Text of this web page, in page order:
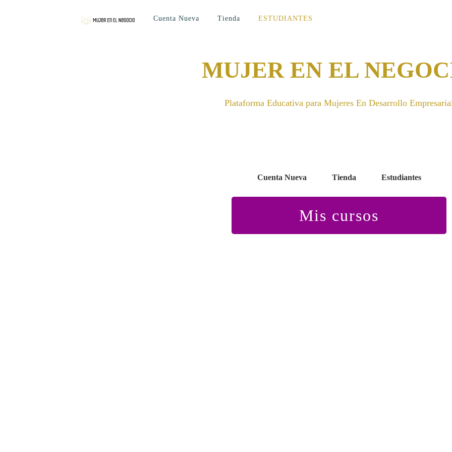
Cuenta Nueva Tienda ESTUDIANTES
MUJER EN EL
Plataforma Educativa para Mujeres En Desarrollo
Cuenta Nueva Tienda Estudiantes
Mis cursos